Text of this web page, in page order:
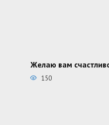
Желаю вам
150